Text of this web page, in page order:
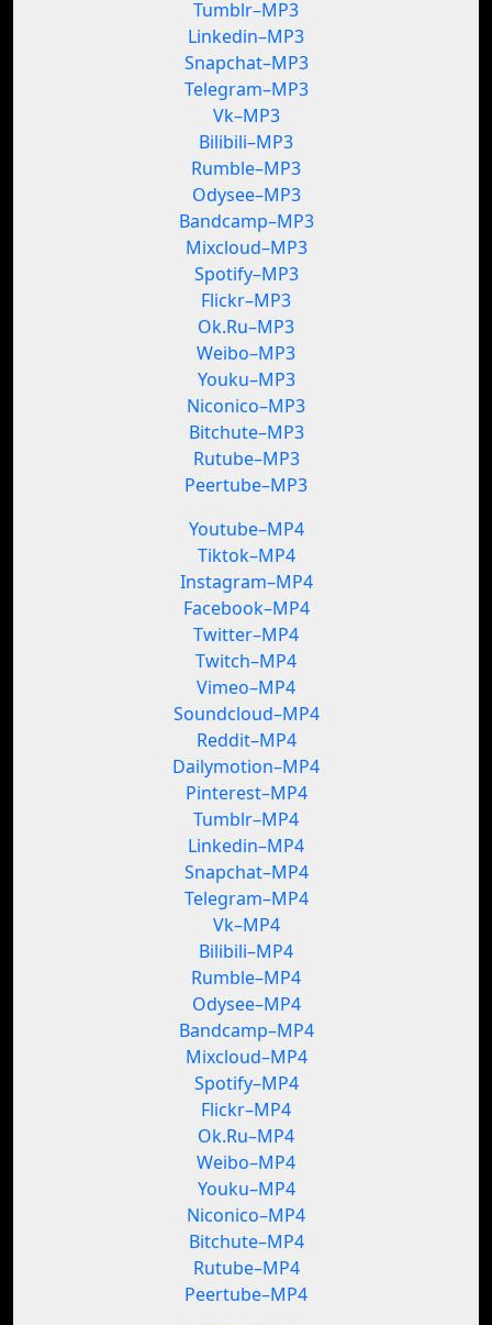
Tumblr–MP3
Linkedin–MP3
Snapchat–MP3
Telegram–MP3
Vk–MP3
Bilibili–MP3
Rumble–MP3
Odysee–MP3
Bandcamp–MP3
Mixcloud–MP3
Spotify–MP3
Flickr–MP3
Ok.Ru–MP3
Weibo–MP3
Youku–MP3
Niconico–MP3
Bitchute–MP3
Rutube–MP3
Peertube–MP3
Youtube–MP4
Tiktok–MP4
Instagram–MP4
Facebook–MP4
Twitter–MP4
Twitch–MP4
Vimeo–MP4
Soundcloud–MP4
Reddit–MP4
Dailymotion–MP4
Pinterest–MP4
Tumblr–MP4
Linkedin–MP4
Snapchat–MP4
Telegram–MP4
Vk–MP4
Bilibili–MP4
Rumble–MP4
Odysee–MP4
Bandcamp–MP4
Mixcloud–MP4
Spotify–MP4
Flickr–MP4
Ok.Ru–MP4
Weibo–MP4
Youku–MP4
Niconico–MP4
Bitchute–MP4
Rutube–MP4
Peertube–MP4